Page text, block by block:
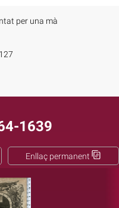
per una mà
1639
Enllaç permanent